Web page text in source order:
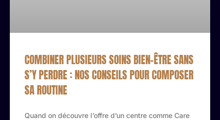
COMBINER PLUSIEURS SOINS BIEN-ÊTRE SANS
S’Y PERDRE : NOS CONSEILS POUR COMPOSER
SA ROUTINE
Quand on découvre l’offre d’un centre comme Care